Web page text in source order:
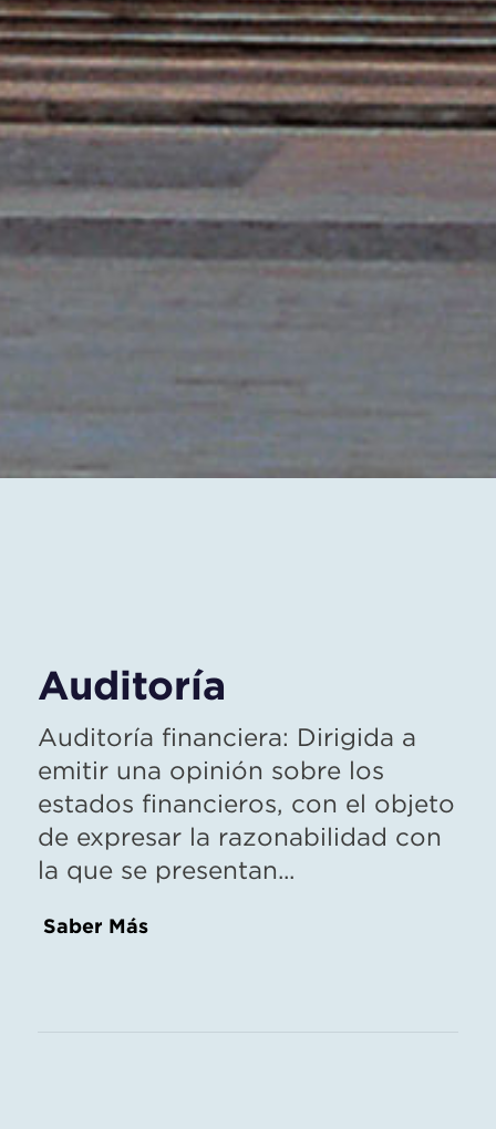
Auditoría
Auditoría financiera: Dirigida a
emitir una opinión sobre los
estados financieros, con el objeto
de expresar la razonabilidad con
la que se presentan...
Saber Más